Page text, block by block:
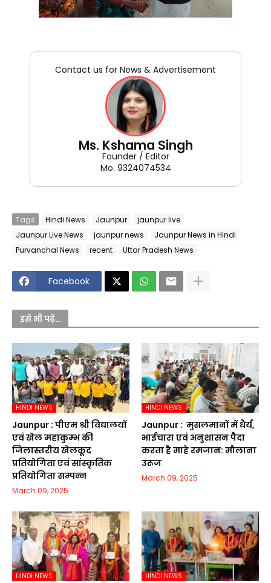
Contact us for News & Advertisement
Ms. Kshama Singh
Founder / Editor
Mo. 9324074534
Tags Hindi News Jaunpur
jaunpur live
Jaunpur Live News
jaunpur news
Jaunpur News in Hindi
Purvanchal News
recent Uttar Pradesh News
Facebook
इसे भी पढ़ें...
HINDI NEWS
Jaunpur :​ पीएम श्री विद्यालयों
एवं खेल महाकुम्भ की
जिलास्तरीय खेलकूद
प्रतियोगिता एवं सांस्कृतिक
प्रतियोगिता सम्पन्न
March 09, 2025
HINDI NEWS
Jaunpur : ​ मुसलमानों में धैर्य,
भाईचारा एवं अनुशासन पैदा
करता है माहे रमजान: मौलाना
उरूज
March 09, 2025
HINDI NEWS HINDI NEWS